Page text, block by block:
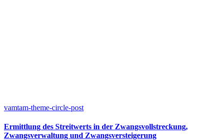
vamtam-theme-circle-post
Ermittlung des Streitwerts in der Zwangsvollstreckung,
Zwangsverwaltung und Zwangsversteigerung